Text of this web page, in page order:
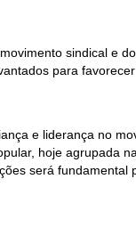
sindical e
para
e liderança no
hoje agrupada
será